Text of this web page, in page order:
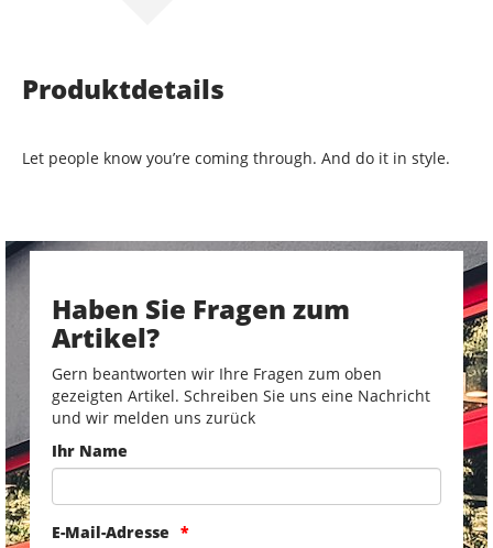
Produktdetails
Let people know you’re coming through. And do it in style.
Haben Sie Fragen zum
Artikel?
Gern beantworten wir Ihre Fragen zum oben
gezeigten Artikel. Schreiben Sie uns eine Nachricht
und wir melden uns zurück
Ihr Name
E-Mail-Adresse